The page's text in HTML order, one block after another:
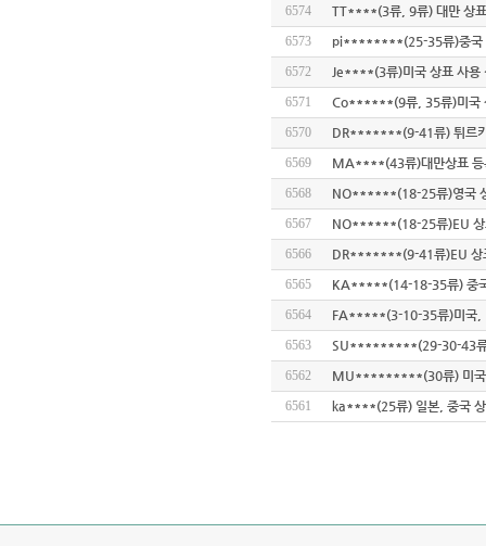
6574
TT****(3류, 9류) 대만 상표
6573
pi********(25-35류)중국
6572
Je****(3류)미국 상표 사용
6571
Co******(9류, 35류)미국
6570
DR*******(9-41류) 튀르키
6569
MA****(43류)대만상표 등
6568
NO******(18-25류)영국
6567
NO******(18-25류)EU 상
6566
DR*******(9-41류)EU 상
6565
KA*****(14-18-35류) 중국
6564
FA*****(3-10-35류)미국,
6563
SU*********(29-30-43류)
6562
MU*********(30류) 미국
6561
ka****(25류) 일본, 중국 상